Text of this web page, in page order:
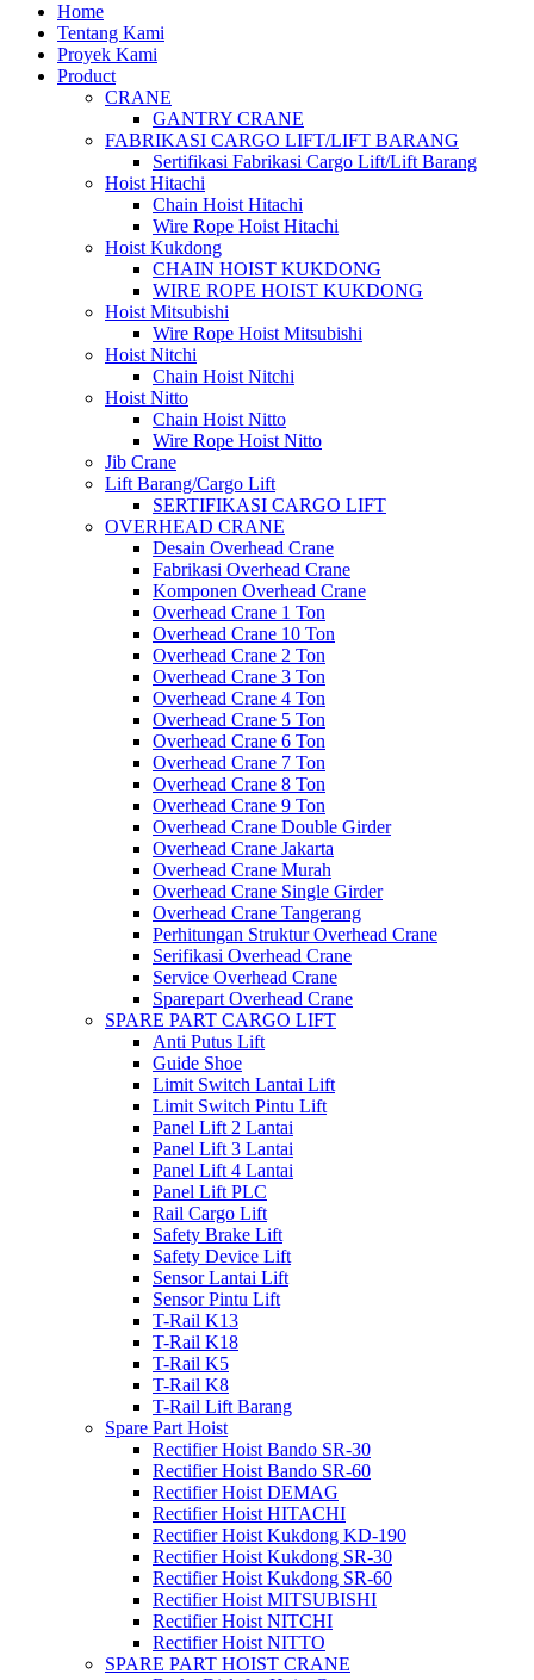
Home
Tentang Kami
Proyek Kami
Product
CRANE
GANTRY CRANE
FABRIKASI CARGO LIFT/LIFT BARANG
Sertifikasi Fabrikasi Cargo Lift/Lift Barang
Hoist Hitachi
Chain Hoist Hitachi
Wire Rope Hoist Hitachi
Hoist Kukdong
CHAIN HOIST KUKDONG
WIRE ROPE HOIST KUKDONG
Hoist Mitsubishi
Wire Rope Hoist Mitsubishi
Hoist Nitchi
Chain Hoist Nitchi
Hoist Nitto
Chain Hoist Nitto
Wire Rope Hoist Nitto
Jib Crane
Lift Barang/Cargo Lift
SERTIFIKASI CARGO LIFT
OVERHEAD CRANE
Desain Overhead Crane
Fabrikasi Overhead Crane
Komponen Overhead Crane
Overhead Crane 1 Ton
Overhead Crane 10 Ton
Overhead Crane 2 Ton
Overhead Crane 3 Ton
Overhead Crane 4 Ton
Overhead Crane 5 Ton
Overhead Crane 6 Ton
Overhead Crane 7 Ton
Overhead Crane 8 Ton
Overhead Crane 9 Ton
Overhead Crane Double Girder
Overhead Crane Jakarta
Overhead Crane Murah
Overhead Crane Single Girder
Overhead Crane Tangerang
Perhitungan Struktur Overhead Crane
Serifikasi Overhead Crane
Service Overhead Crane
Sparepart Overhead Crane
SPARE PART CARGO LIFT
Anti Putus Lift
Guide Shoe
Limit Switch Lantai Lift
Limit Switch Pintu Lift
Panel Lift 2 Lantai
Panel Lift 3 Lantai
Panel Lift 4 Lantai
Panel Lift PLC
Rail Cargo Lift
Safety Brake Lift
Safety Device Lift
Sensor Lantai Lift
Sensor Pintu Lift
T-Rail K13
T-Rail K18
T-Rail K5
T-Rail K8
T-Rail Lift Barang
Spare Part Hoist
Rectifier Hoist Bando SR-30
Rectifier Hoist Bando SR-60
Rectifier Hoist DEMAG
Rectifier Hoist HITACHI
Rectifier Hoist Kukdong KD-190
Rectifier Hoist Kukdong SR-30
Rectifier Hoist Kukdong SR-60
Rectifier Hoist MITSUBISHI
Rectifier Hoist NITCHI
Rectifier Hoist NITTO
SPARE PART HOIST CRANE